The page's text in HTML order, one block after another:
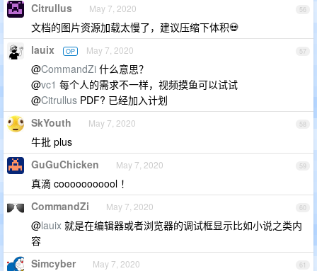
56
Citrullus May 7, 2020
文档的图片资源加载太慢了，建议压缩下体积💀
57
lauix OP May 7, 2020
@CommandZi 什么意思？
@vc1 每个人的需求不一样，视频摸鱼可以试试
@Citrullus PDF? 已经加入计划
58
SkYouth May 7, 2020
牛批 plus
59
GuGuChicken May 7, 2020
真滴 cooooooooool ！
60
CommandZi May 7, 2020
@lauix 就是在编辑器或者浏览器的调试框显示比如小说之类内
容
61
Simcyber May 7, 2020